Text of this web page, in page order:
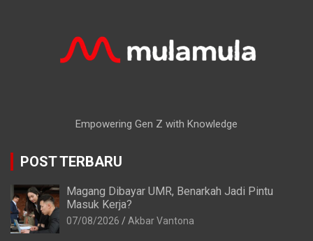
Empowering Gen Z with Knowledge
POST TERBARU
Magang Dibayar UMR, Benarkah Jadi Pintu
Masuk Kerja?
07/08/2026 Akbar Vantona